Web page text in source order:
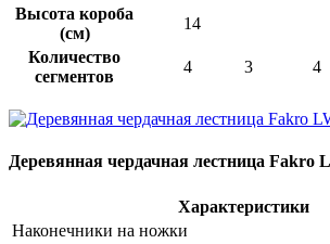
Высота короба
(см)
14
Количество
сегментов
4 3 4
Деревянная чердачная лестница Fakro
Характеристики
Наконечники на ножки